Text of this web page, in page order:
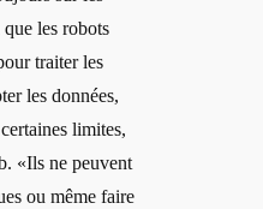
les robots
traiter les
les données,
limites,
«Ils ne peuvent
ou même faire